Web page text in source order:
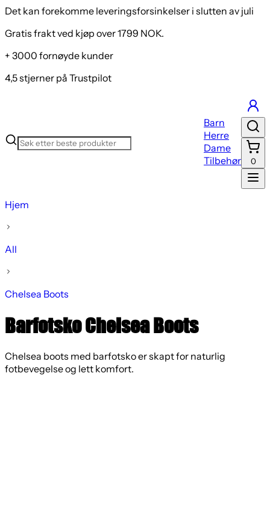
Det kan forekomme leveringsforsinkelser i slutten av juli
Gratis frakt ved kjøp over 1799 NOK.
+ 3000 fornøyde kunder
4,5 stjerner på Trustpilot
Barn
Herre
Dame
Tilbehør
0
Hjem
All
Chelsea Boots
Barfotsko Chelsea Boots
Chelsea boots med barfotsko er skapt for naturlig
fotbevegelse og lett komfort.